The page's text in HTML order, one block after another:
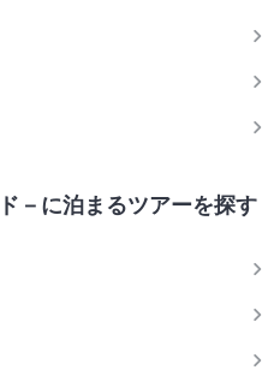
－に泊まるツアーを探す